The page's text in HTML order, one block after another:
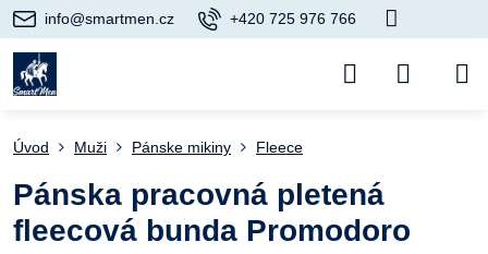
info@smartmen.cz +420 725 976 766
Úvod Muži Pánske mikiny Fleece
Pánska pracovná pletená
fleecová bunda Promodoro